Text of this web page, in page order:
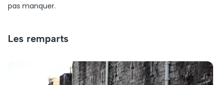
pas manquer.
Les remparts